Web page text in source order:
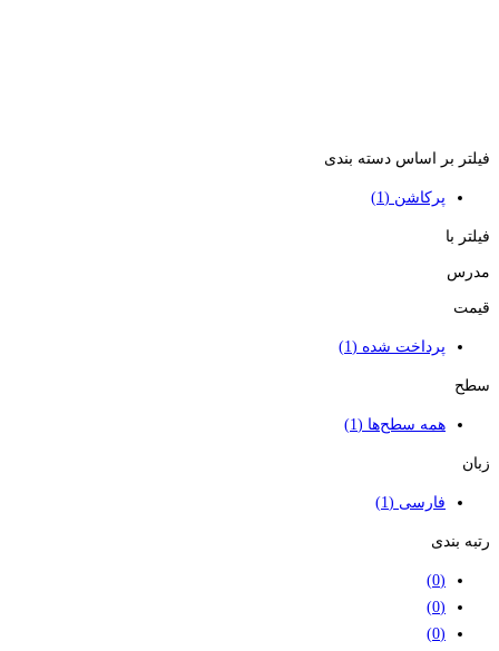
فیلتر بر اساس دسته بندی
پرکاشن (1)
فیلتر با
مدرس
قیمت
پرداخت شده (1)
سطح
همه سطح‌ها (1)
زبان
فارسی (1)
رتبه بندی
(0)
(0)
(0)